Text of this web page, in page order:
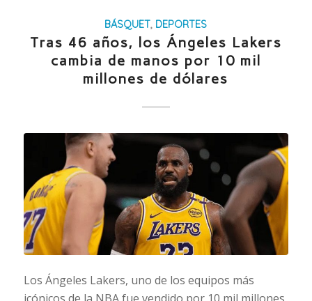
BÁSQUET, DEPORTES
Tras 46 años, los Ángeles Lakers
cambia de manos por 10 mil
millones de dólares
Los Ángeles Lakers, uno de los equipos más